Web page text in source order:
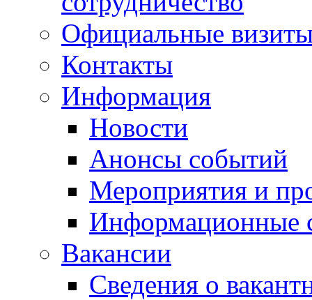
Официальные
Контакты
Информация
Новости
Анонсы событий
Мероприятия и
Информационные
Вакансии
Сведения о